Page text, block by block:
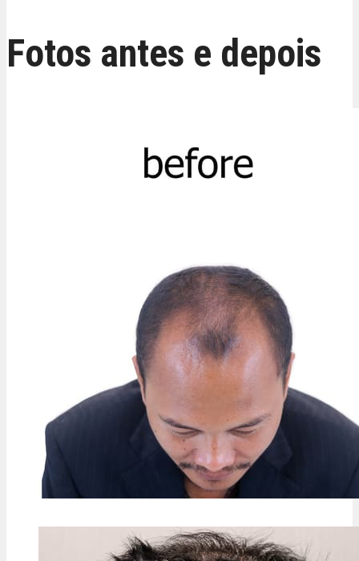
Fotos antes e depois